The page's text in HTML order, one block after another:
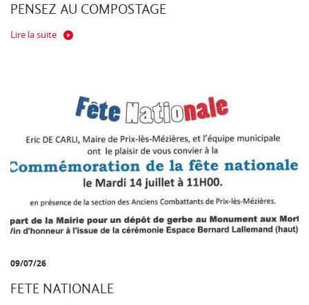
PENSEZ AU COMPOSTAGE
Lire la suite
09/07/26
FETE NATIONALE